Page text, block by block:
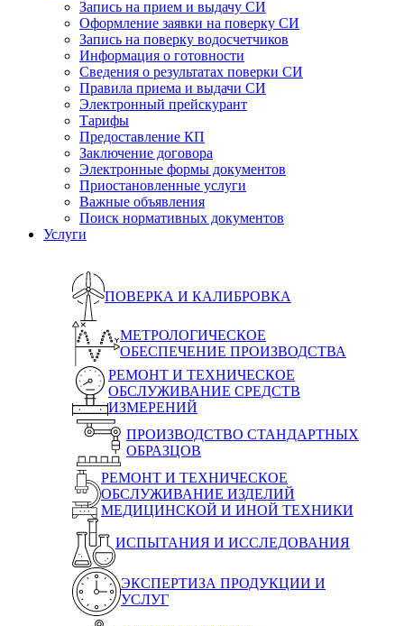
Запись на прием и выдачу СИ
Оформление заявки на поверку СИ
Запись на поверку водосчетчиков
Информация о готовности
Сведения о результатах поверки СИ
Правила приема и выдачи СИ
Электронный прейскурант
Тарифы
Предоставление КП
Заключение договора
Электронные формы документов
Приостановленные услуги
Важные объявления
Поиск нормативных документов
Услуги
ПОВЕРКА И КАЛИБРОВКА
МЕТРОЛОГИЧЕСКОЕ
ОБЕСПЕЧЕНИЕ ПРОИЗВОДСТВА
РЕМОНТ И ТЕХНИЧЕСКОЕ
ОБСЛУЖИВАНИЕ СРЕДСТВ
ИЗМЕРЕНИЙ
ПРОИЗВОДСТВО СТАНДАРТНЫХ
ОБРАЗЦОВ
РЕМОНТ И ТЕХНИЧЕСКОЕ
ОБСЛУЖИВАНИЕ ИЗДЕЛИЙ
МЕДИЦИНСКОЙ И ИНОЙ ТЕХНИКИ
ИСПЫТАНИЯ И ИССЛЕДОВАНИЯ
ЭКСПЕРТИЗА ПРОДУКЦИИ И
УСЛУГ